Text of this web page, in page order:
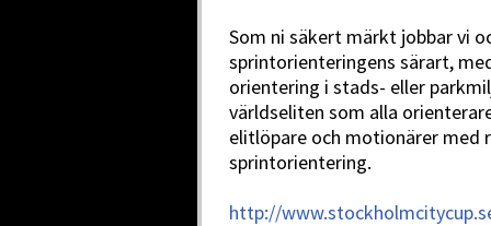
Som ni säkert märkt jobbar vi
sprintorienteringens särart,
orientering i stads- eller
världseliten som alla
elitlöpare och motionärer med
sprintorientering.
http://